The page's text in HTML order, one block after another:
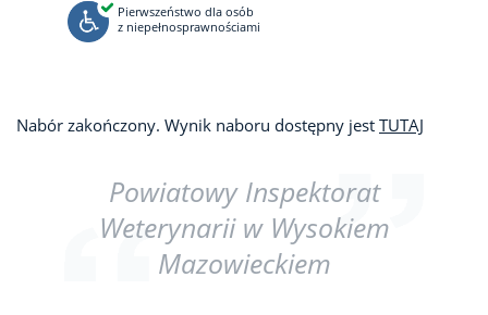
Pierwszeństwo dla osób
z niepełnosprawnościami
Nabór zakończony. Wynik naboru dostępny jest TUTAJ
Powiatowy Inspektorat
Weterynarii w Wysokiem
Mazowieckiem